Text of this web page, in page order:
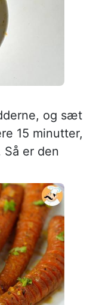
og sæt
15 minutter,
er den